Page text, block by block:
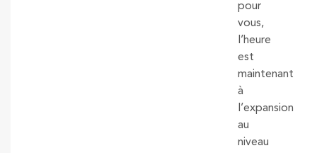
pour
vous,
l’heure
est
maintenant
à
l’expansion
au
niveau